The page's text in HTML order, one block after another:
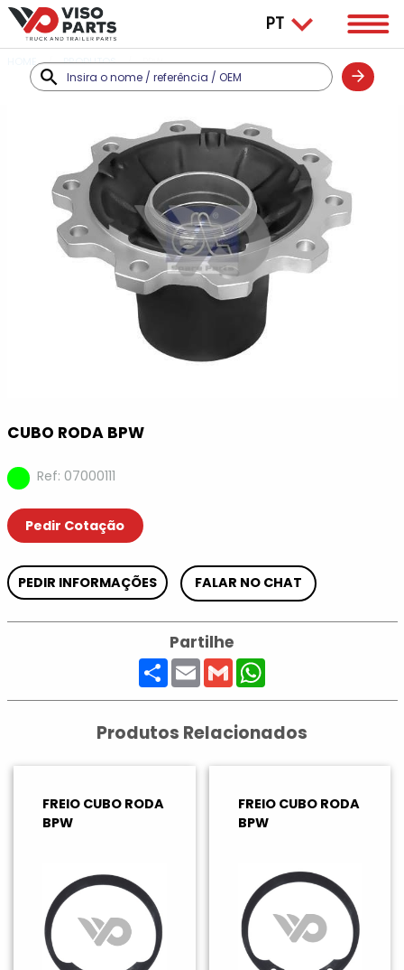
PRODUTOS BPW
CUBO RODA BPW
Ref: 07000111
Pedir Cotação
PEDIR INFORMAÇÕES FALAR NO CHAT
Partilhe
ShareEmailGmail
Produtos Relacionados
FREIO CUBO RODA
BPW
FREIO CUBO RODA
BPW